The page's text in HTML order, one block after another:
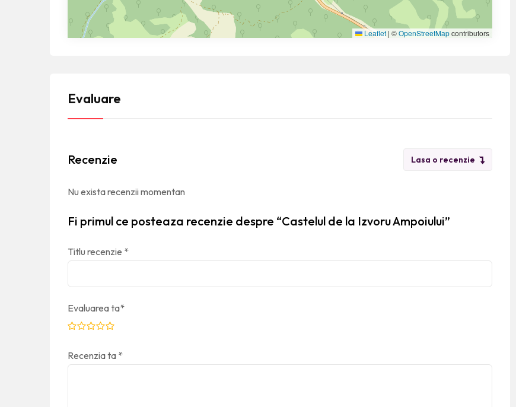
Leaflet | ©OpenStreetMapcontributors
Evaluare
Recenzie Lasa o recenzie
Nu exista recenzii momentan
Fi primul ce posteaza recenzie despre “Castelul de la Izvoru Ampoiului”
Titlu recenzie *
Evaluarea ta*
Recenzia ta *